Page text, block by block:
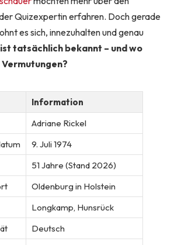
Quizexpertin erfahren. Doch gerade
es sich, innezuhalten und genau
tatsächlich bekannt – und wo
Information
Adriane Rickel
9. Juli 1974
51 Jahre (Stand 2026)
Oldenburg in Holstein
Longkamp, Hunsrück
Deutsch